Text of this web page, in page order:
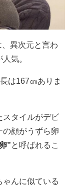
、異次元と言わ
気。
は167㎝ありま
スタイルがデビ
の顔がうずら卵
” と呼ばれるこ
んに似ている